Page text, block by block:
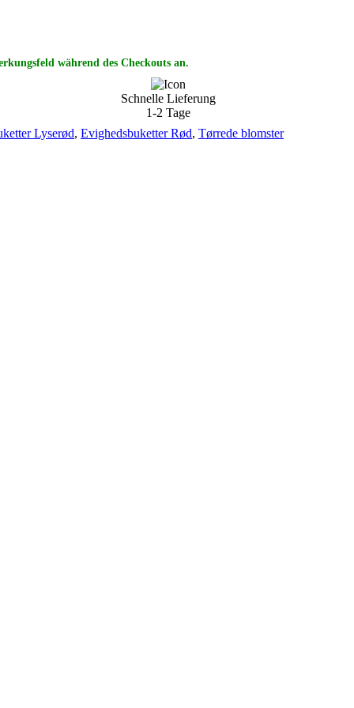
während des Checkouts an.
Schnelle Lieferung
1-2 Tage
Lyserød, Evighedsbuketter Rød, Tørrede blomster